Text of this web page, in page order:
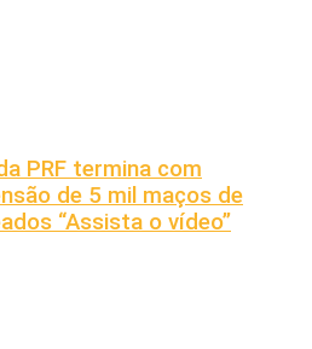
PRF termina com
de 5 mil maços de
“Assista o vídeo”